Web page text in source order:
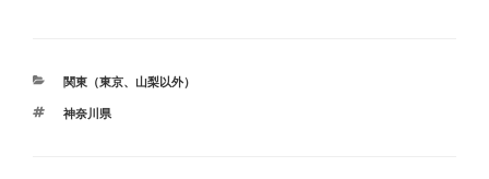
カ
ゴ
関東（東京、山梨以外）
タ
神奈川県